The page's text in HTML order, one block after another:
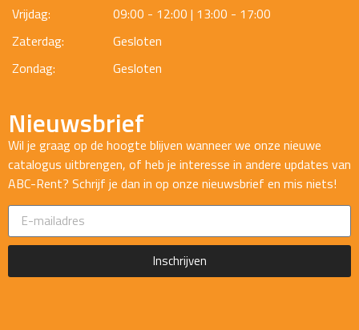
Vrijdag:
09:00 - 12:00 | 13:00 - 17:00
Zaterdag:
Gesloten
Zondag:
Gesloten
Nieuwsbrief
Wil je graag op de hoogte blijven wanneer we onze nieuwe
catalogus uitbrengen, of heb je interesse in andere updates van
ABC-Rent? Schrijf je dan in op onze nieuwsbrief en mis niets!
Inschrijven